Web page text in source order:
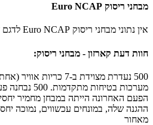
מבחני ריסוק Euro NCAP
אין נתוני מבחני ריסוק Euro NCAP לדגם זה
חוות דעת קארזון - מבחני ריסוק:
500 נעדרת מצוידת ב-7
מערכות
ההגנה שלה, במונחים עכשווים, נמוכה
מאחור